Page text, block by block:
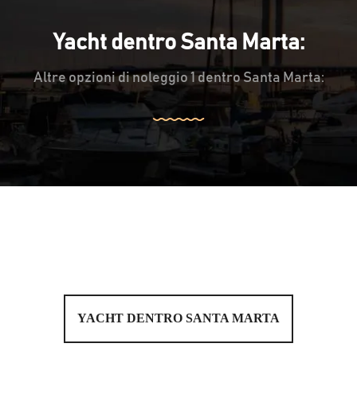
Yacht dentro Santa Marta:
Altre opzioni di noleggio 1 dentro Santa Marta:
YACHT DENTRO SANTA MARTA